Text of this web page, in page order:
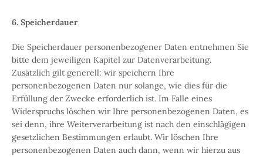
6. Speicherdauer
Die Speicherdauer personenbezogener Daten entnehmen Sie
bitte dem jeweiligen Kapitel zur Datenverarbeitung.
Zusätzlich gilt generell: wir speichern Ihre
personenbezogenen Daten nur solange, wie dies für die
Erfüllung der Zwecke erforderlich ist. Im Falle eines
Widerspruchs löschen wir Ihre personenbezogenen Daten, es
sei denn, ihre Weiterverarbeitung ist nach den einschlägigen
gesetzlichen Bestimmungen erlaubt. Wir löschen Ihre
personenbezogenen Daten auch dann, wenn wir hierzu aus